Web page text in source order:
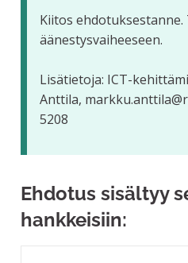
Kiitos
äänestysvaiheeseen.
Lisätietoja: ICT-
Anttila,
5208
Ehdotus sisältyy
hankkeisiin: